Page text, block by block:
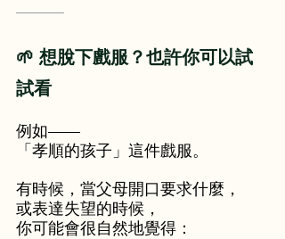
———
🌱 想脫下戲服？也許你可以試
試看
例如——
「孝順的孩子」這件戲服。
有時候，當父母開口要求什麼，
或表達失望的時候，
你可能會很自然地覺得：